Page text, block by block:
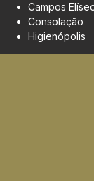
Campos
Consolação
Higienópolis